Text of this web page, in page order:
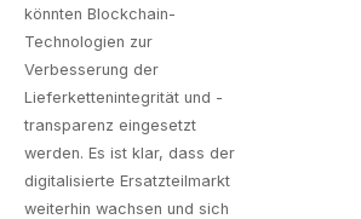
könnten Blockchain-
Technologien zur
Verbesserung der
Lieferkettenintegrität und -
transparenz eingesetzt
werden. Es ist klar, dass der
digitalisierte Ersatzteilmarkt
weiterhin wachsen und sich